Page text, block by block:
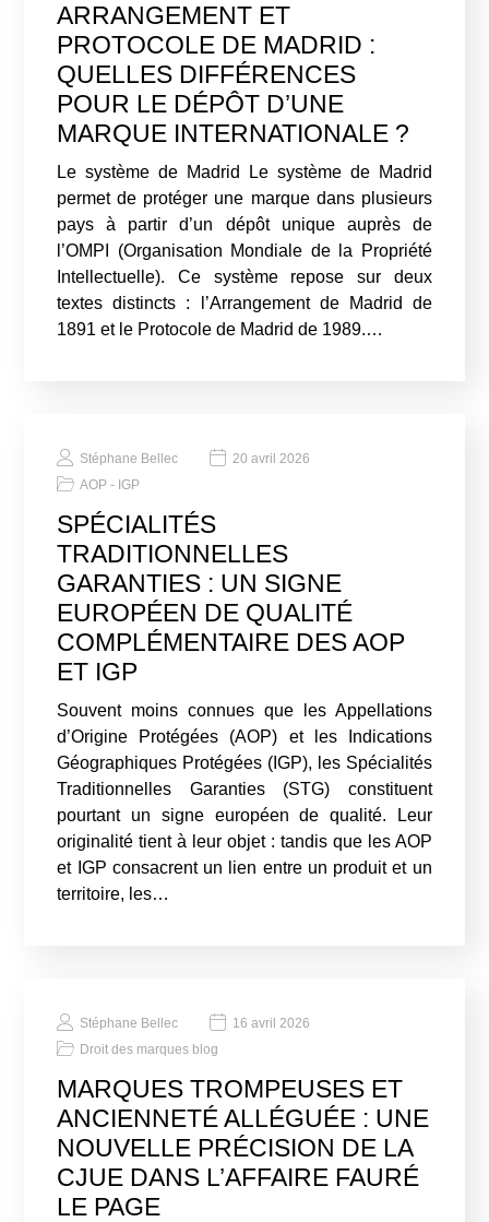
ARRANGEMENT ET
PROTOCOLE DE MADRID :
QUELLES DIFFÉRENCES
POUR LE DÉPÔT D’UNE
MARQUE INTERNATIONALE ?
Le système de Madrid Le système de Madrid
permet de protéger une marque dans plusieurs
pays à partir d’un dépôt unique auprès de
l’OMPI (Organisation Mondiale de la Propriété
Intellectuelle). Ce système repose sur deux
textes distincts : l’Arrangement de Madrid de
1891 et le Protocole de Madrid de 1989.…
Stéphane Bellec
20 avril 2026
AOP - IGP
SPÉCIALITÉS
TRADITIONNELLES
GARANTIES : UN SIGNE
EUROPÉEN DE QUALITÉ
COMPLÉMENTAIRE DES AOP
ET IGP
Souvent moins connues que les Appellations
d’Origine Protégées (AOP) et les Indications
Géographiques Protégées (IGP), les Spécialités
Traditionnelles Garanties (STG) constituent
pourtant un signe européen de qualité. Leur
originalité tient à leur objet : tandis que les AOP
et IGP consacrent un lien entre un produit et un
territoire, les…
Stéphane Bellec
16 avril 2026
Droit des marques blog
MARQUES TROMPEUSES ET
ANCIENNETÉ ALLÉGUÉE : UNE
NOUVELLE PRÉCISION DE LA
CJUE DANS L’AFFAIRE FAURÉ
LE PAGE